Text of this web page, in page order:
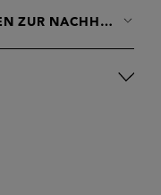
ZUR NACHHALTIGKEIT